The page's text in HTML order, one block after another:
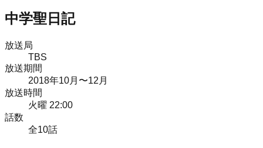
中学聖日記
放送局
TBS
放送期間
2018年10月 〜12月
放送時間
火曜 22:00
話数
全10話